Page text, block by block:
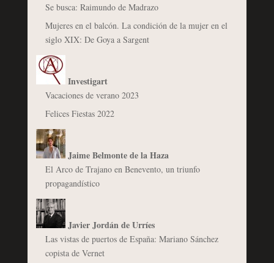
Se busca: Raimundo de Madrazo
Mujeres en el balcón. La condición de la mujer en el
siglo XIX: De Goya a Sargent
Investigart
Vacaciones de verano 2023
Felices Fiestas 2022
Jaime Belmonte de la Haza
El Arco de Trajano en Benevento, un triunfo
propagandístico
Javier Jordán de Urríes
Las vistas de puertos de España: Mariano Sánchez
copista de Vernet